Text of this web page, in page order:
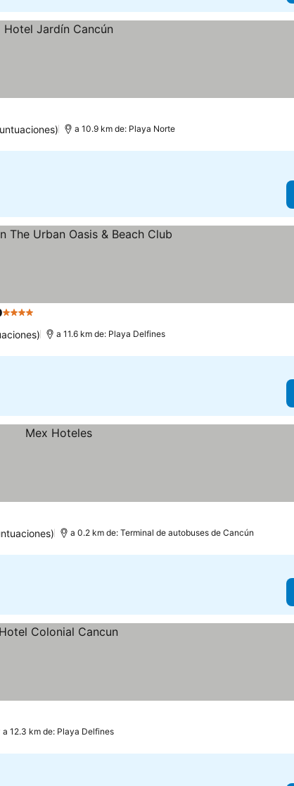
a 10.9 km de: Playa Norte
4 Estrellas
a 11.6 km de: Playa Delfines
a 0.2 km de: Terminal de autobuses de Cancún
a 12.3 km de: Playa Delfines